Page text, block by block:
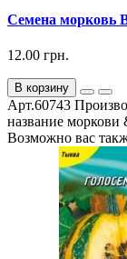
Семена морковь
12.00 грн.
В корзину
Арт.60743
название моркови
Возможно вас